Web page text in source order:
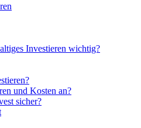
Investieren wichtig?
und Kosten an?
sicher?